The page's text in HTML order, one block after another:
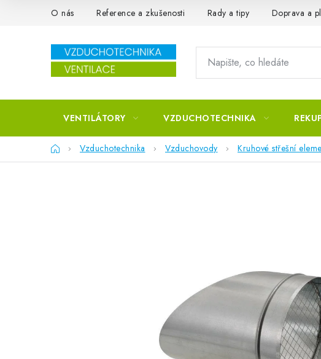
Přejít na obsahO nás Reference a zkušenosti Rady a tipy Doprava a
VENTILÁTORY VZDUCHOTECHNIKA
DomůVzduchotechnika Vzduchovody Kruhové střešní